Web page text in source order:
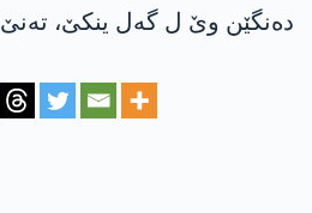
دەنگێن وێ ل گەل ینکێ، تەنێ 20 هەزار دەنگە.